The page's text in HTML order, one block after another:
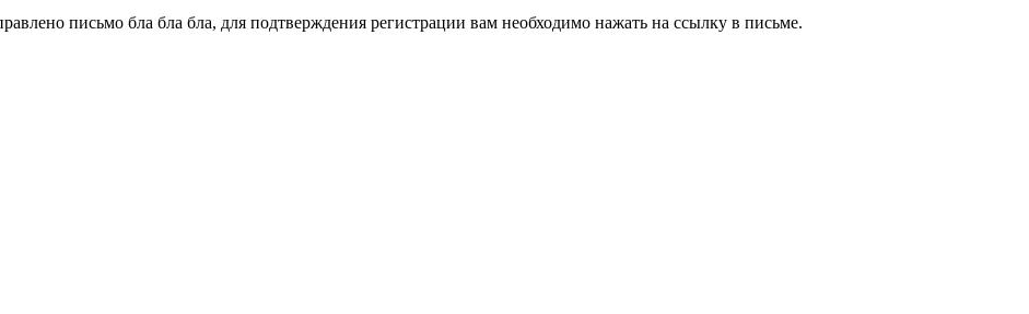
письмо бла бла бла, для подтверждения регистрации вам необходимо нажать на ссылку в письме.